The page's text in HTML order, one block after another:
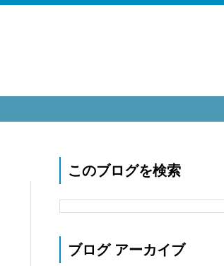
このブログを検索
ブログ アーカイブ